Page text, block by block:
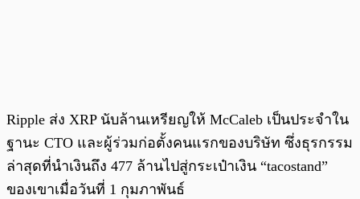
Ripple ส่ง XRP นับล้านเหรียญให้ McCaleb เป็นประจำใน
ฐานะ CTO และผู้ร่วมก่อตั้งคนแรกของบริษัท ซึ่งธุรกรรม
ล่าสุดที่นำเงินถึง 477 ล้านไปสู่กระเป๋าเงิน “tacostand”
ของเขาเมื่อวันที่ 1 กุมภาพันธ์